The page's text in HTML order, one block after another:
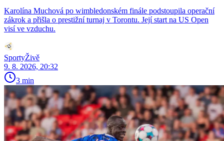
Karolína Muchová po wimbledonském finále podstoupila operační
zákrok a přišla o prestižní turnaj v Torontu. Její start na US Open
visí ve vzduchu.
SportyŽivě
9. 8. 2026, 20:32
3 min